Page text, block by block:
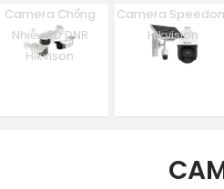
Camera Chống
Nhiễu 3D DNR
Hikvison
Camera
Hikvision